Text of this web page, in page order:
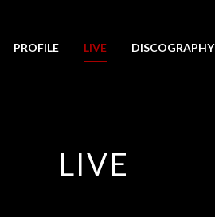
PROFILE LIVE DISCOGRAPHY
LIVE